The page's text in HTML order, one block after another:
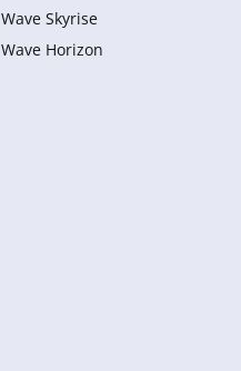
Wave Skyrise
Wave Horizon